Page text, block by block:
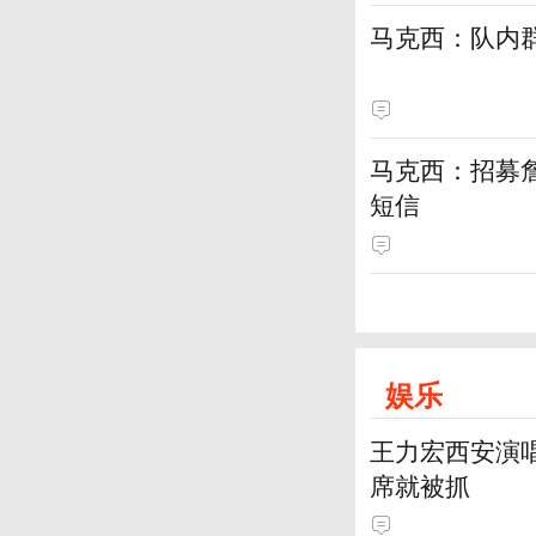
马克西：队内
马克西：招募
短信
娱乐
王力宏西安演
席就被抓